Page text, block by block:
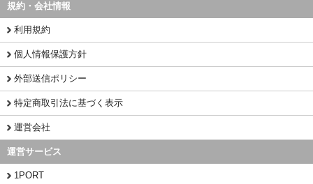
規約・会社情報
利用規約
個人情報保護方針
外部送信ポリシー
特定商取引法に基づく表示
運営会社
運営サービス
1PORT